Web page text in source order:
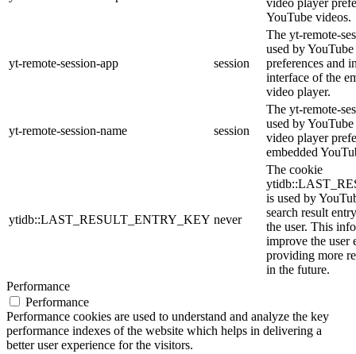
video player
YouTube videos.
yt-remote-session-app session
The yt-remote-
used by
preferences and
interface of the
video player.
yt-remote-session-name session
The yt-remote-
used by
video player
embedded
ytidb::LAST_RESULT_ENTRY_KEY never
The cookie
is used by
search result
the user. This
improve the user
providing more
in the future.
Performance
Performance
Performance cookies are used to understand and analyze the key
performance indexes of the website which helps in delivering a
better user experience for the visitors.